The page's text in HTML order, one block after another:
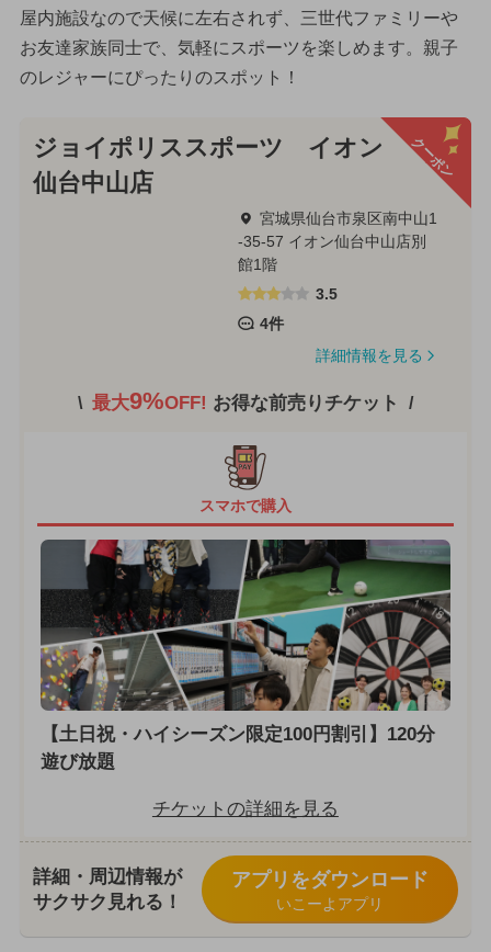
屋内施設なので天候に左右されず、三世代ファミリーや
お友達家族同士で、気軽にスポーツを楽しめます。親子
のレジャーにぴったりのスポット！
クーポン
ジョイポリススポーツ イオン
仙台中山店
宮城県仙台市泉区南中山1
-35-57 イオン仙台中山店別
館1階
3.5
4件
詳細情報を見る
最大9%OFF! お得な前売りチケット
スマホで購入
【土日祝・ハイシーズン限定100円割引】120分
遊び放題
チケットの詳細を見る
詳細・周辺情報が
サクサク見れる！
アプリをダウンロード
いこーよアプリ